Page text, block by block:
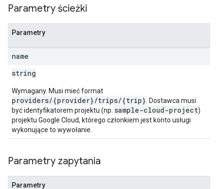
Parametry ścieżki
Parametry
name
string
Wymagany. Musi mieć format
providers/{provider}/trips/{trip} . Dostawca musi
być identyfikatorem projektu (np. sample-cloud-project)
projektu Google Cloud, którego członkiem jest konto usługi
wykonujące to wywołanie.
Parametry zapytania
Parametry